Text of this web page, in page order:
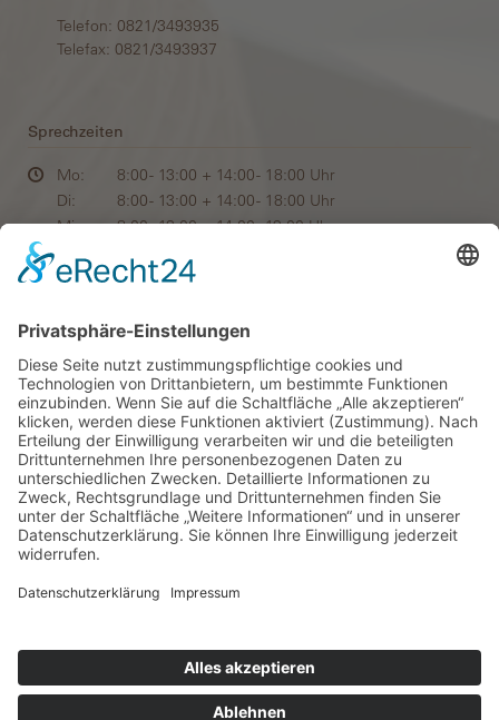
Telefon: 0821/3493935
Telefax: 0821/3493937
Sprechzeiten
Mo:
8:00 - 13:00 + 14:00 - 18:00 Uhr
Di:
8:00 - 13:00 + 14:00 - 18:00 Uhr
Mi:
8:00 - 13:00 + 14:00 - 19:00 Uhr
Fr:
8:00 - 13:00 + 14:00 - 16:00 Uhr
Telefonische Erreichbarkeit
Mo:
8:00 - 12:00 + 14:00 - 17:00 Uhr
Di:
8:00 - 12:00 + 14:00 - 17:00 Uhr
Mi:
8:00 - 12:00 Uhr
Do:
8:00 - 12:00 + 14:00 - 17:00 Uhr
Fr:
8:00 - 12:00 Uhr
Frauenärztinnen Augsburg - Dr. Angelika Maisch · Evelin Roth-
Teutsch © 2026